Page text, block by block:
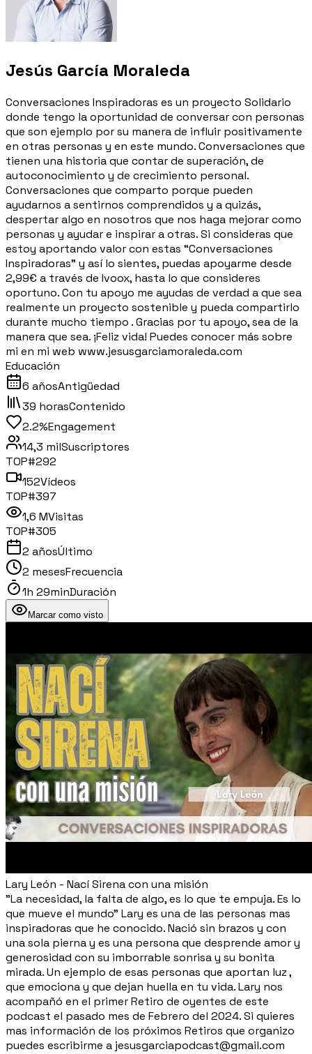
Jesús García Moraleda
Conversaciones Inspiradoras es un proyecto Solidario
donde tengo la oportunidad de conversar con personas
que son ejemplo por su manera de influir positivamente
en otras personas y en este mundo. Conversaciones que
tienen una historia que contar de superación, de
autoconocimiento y de crecimiento personal.
Conversaciones que comparto porque pueden
ayudarnos a sentirnos comprendidos y a quizás,
despertar algo en nosotros que nos haga mejorar como
personas y ayudar e inspirar a otras. Si consideras que
estoy aportando valor con estas “Conversaciones
Inspiradoras” y así lo sientes, puedas apoyarme desde
2,99€ a través de Ivoox, hasta lo que consideres
oportuno. Con tu apoyo me ayudas de verdad a que sea
realmente un proyecto sostenible y pueda compartirlo
durante mucho tiempo . Gracias por tu apoyo, sea de la
manera que sea. ¡Feliz vida! Puedes conocer más sobre
mi en mi web www.jesusgarciamoraleda.com
Educación
6 añosAntigüedad
39 horasContenido
2.2%Engagement
14,3 milSuscriptores
TOP#292
152Vídeos
TOP#397
1,6 MVisitas
TOP#305
2 añosÚltimo
2 mesesFrecuencia
1h 29minDuración
Marcar como visto
Lary León - Nací Sirena con una misión
"La necesidad, la falta de algo, es lo que te empuja. Es lo
que mueve el mundo" Lary es una de las personas mas
inspiradoras que he conocido. Nació sin brazos y con
una sola pierna y es una persona que desprende amor y
generosidad con su imborrable sonrisa y su bonita
mirada. Un ejemplo de esas personas que aportan luz ,
que emociona y que dejan huella en tu vida. Lary nos
acompañó en el primer Retiro de oyentes de este
podcast el pasado mes de Febrero del 2024. Si quieres
mas información de los próximos Retiros que organizo
puedes escribirme a jesusgarciapodcast@gmail.com